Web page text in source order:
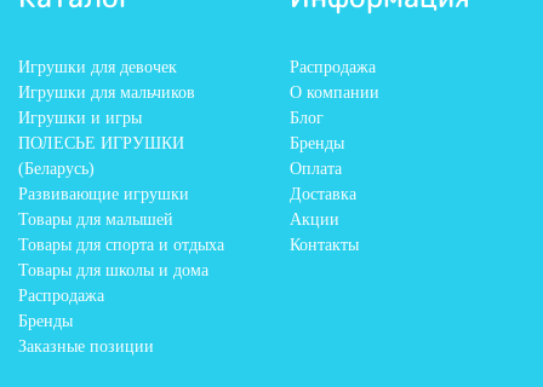
Игрушки для девочек
Игрушки для мальчиков
Игрушки и игры
ПОЛЕСЬЕ ИГРУШКИ
(Беларусь)
Развивающие игрушки
Товары для малышей
Товары для спорта и отдыха
Товары для школы и дома
Распродажа
Бренды
Заказные позиции
Распродажа
О компании
Блог
Бренды
Оплата
Доставка
Акции
Контакты